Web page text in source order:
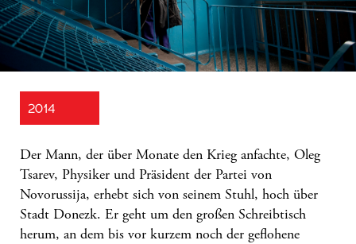
2014
Der Mann, der über Monate den Krieg anfachte, Oleg
Tsarev, Physiker und Präsident der Partei von
Novorussija, erhebt sich von seinem Stuhl, hoch über
Stadt Donezk. Er geht um den großen Schreibtisch
herum, an dem bis vor kurzem noch der geflohene